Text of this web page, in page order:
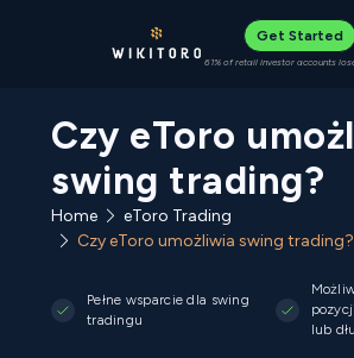
Get Started
61% of retail investor accounts
Czy eToro
swing trading?
Home
eToro Trading
Czy eToro umożliwia swing trading?
Pełne wsparcie dla swing
tradingu
lub